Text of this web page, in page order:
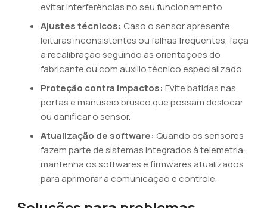
evitar interferências no seu funcionamento.
Ajustes técnicos: Caso o sensor apresente
leituras inconsistentes ou falhas frequentes, faça
a recalibração seguindo as orientações do
fabricante ou com auxílio técnico especializado.
Proteção contra impactos: Evite batidas nas
portas e manuseio brusco que possam deslocar
ou danificar o sensor.
Atualização de software: Quando os sensores
fazem parte de sistemas integrados à telemetria,
mantenha os softwares e firmwares atualizados
para aprimorar a comunicação e controle.